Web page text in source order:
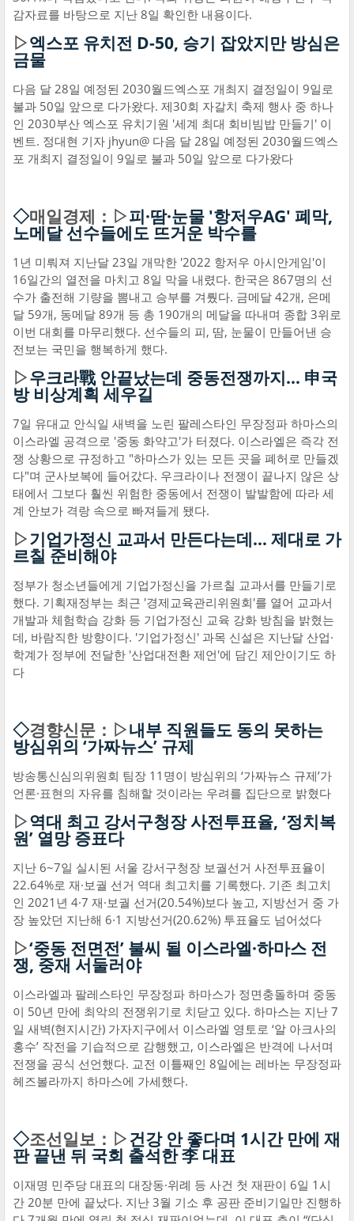
감자료를 바탕으로 지난 8일 확인한 내용이다.
▷엑스포 유치전 D-50, 승기 잡았지만 방심은
금물
다음 달 28일 예정된 2030월드엑스포 개최지 결정일이 9일로
불과 50일 앞으로 다가왔다. 제30회 자갈치 축제 행사 중 하나
인 2030부산 엑스포 유치기원 '세계 최대 회비빔밥 만들기' 이
벤트. 정대현 기자 jhyun@ 다음 달 28일 예정된 2030월드엑스
포 개최지 결정일이 9일로 불과 50일 앞으로 다가왔다
◇매일경제：▷피·땀·눈물 '항저우AG' 폐막,
노메달 선수들에도 뜨거운 박수를
1년 미뤄져 지난달 23일 개막한 '2022 항저우 아시안게임'이
16일간의 열전을 마치고 8일 막을 내렸다. 한국은 867명의 선
수가 출전해 기량을 뽐내고 승부를 겨뤘다. 금메달 42개, 은메
달 59개, 동메달 89개 등 총 190개의 메달을 따내며 종합 3위로
이번 대회를 마무리했다. 선수들의 피, 땀, 눈물이 만들어낸 승
전보는 국민을 행복하게 했다.
▷우크라戰 안끝났는데 중동전쟁까지… 申국
방 비상계획 세우길
7일 유대교 안식일 새벽을 노린 팔레스타인 무장정파 하마스의
이스라엘 공격으로 '중동 화약고'가 터졌다. 이스라엘은 즉각 전
쟁 상황으로 규정하고 "하마스가 있는 모든 곳을 폐허로 만들겠
다"며 군사보복에 들어갔다. 우크라이나 전쟁이 끝나지 않은 상
태에서 그보다 훨씬 위험한 중동에서 전쟁이 발발함에 따라 세
계 안보가 격랑 속으로 빠져들게 됐다.
▷기업가정신 교과서 만든다는데… 제대로 가
르칠 준비해야
정부가 청소년들에게 기업가정신을 가르칠 교과서를 만들기로
했다. 기획재정부는 최근 '경제교육관리위원회'를 열어 교과서
개발과 체험학습 강화 등 기업가정신 교육 강화 방침을 밝혔는
데, 바람직한 방향이다. '기업가정신' 과목 신설은 지난달 산업·
학계가 정부에 전달한 '산업대전환 제언'에 담긴 제안이기도 하
다
◇경향신문：▷내부 직원들도 동의 못하는
방심위의 ‘가짜뉴스’ 규제
방송통신심의위원회 팀장 11명이 방심위의 ‘가짜뉴스 규제’가
언론·표현의 자유를 침해할 것이라는 우려를 집단으로 밝혔다
▷역대 최고 강서구청장 사전투표율, ‘정치복
원’ 열망 증표다
지난 6~7일 실시된 서울 강서구청장 보궐선거 사전투표율이
22.64%로 재·보궐 선거 역대 최고치를 기록했다. 기존 최고치
인 2021년 4·7 재·보궐 선거(20.54%)보다 높고, 지방선거 중 가
장 높았던 지난해 6·1 지방선거(20.62%) 투표율도 넘어섰다
▷‘중동 전면전’ 불씨 될 이스라엘·하마스 전
쟁, 중재 서둘러야
이스라엘과 팔레스타인 무장정파 하마스가 정면충돌하며 중동
이 50년 만에 최악의 전쟁위기로 치닫고 있다. 하마스는 지난 7
일 새벽(현지시간) 가자지구에서 이스라엘 영토로 ‘알 아크사의
홍수’ 작전을 기습적으로 감행했고, 이스라엘은 반격에 나서며
전쟁을 공식 선언했다. 교전 이틀째인 8일에는 레바논 무장정파
헤즈볼라까지 하마스에 가세했다.
◇조선일보：▷건강 안 좋다며 1시간 만에 재
판 끝낸 뒤 국회 출석한 李 대표
이재명 민주당 대표의 대장동·위례 등 사건 첫 재판이 6일 1시
간 20분 만에 끝났다. 지난 3월 기소 후 공판 준비기일만 진행하